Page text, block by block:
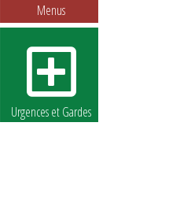
Menus
Urgences et Gardes